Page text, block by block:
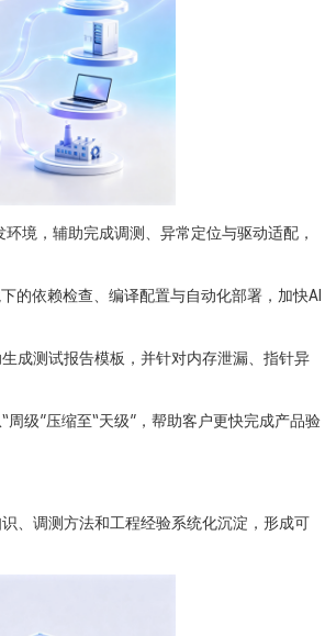
，辅助完成调测、异常定位与驱动适配，
依赖检查、编译配置与自动化部署，加快AI
测试报告模板，并针对内存泄漏、指针异
级”压缩至“天级”，帮助客户更快完成产品验
调测方法和工程经验系统化沉淀，形成可